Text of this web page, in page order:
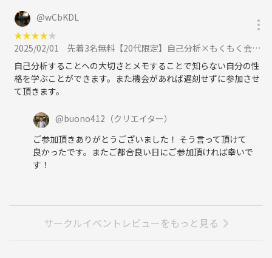
@wCbKDL
★★★★★
2025/02/01
先着3名無料【20代限定】自己分析×もくもく会【メモの魔力】に参加
自己分析することへの大切さとメモすることで知らない自分の性
格を学ぶことができます。また機会があれば遅刻せずに参加させ
て頂きます。
@buono412 （クリエイター）
ご参加頂きありがとうございました！ そう言って頂けて
良かったです。またご都合良い日にご参加頂ければ幸いで
す！
サークルイベントレビューをもっと見る